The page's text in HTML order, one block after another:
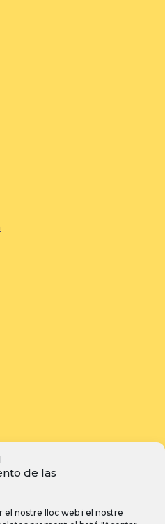
de las
nostre lloc web i el nostre